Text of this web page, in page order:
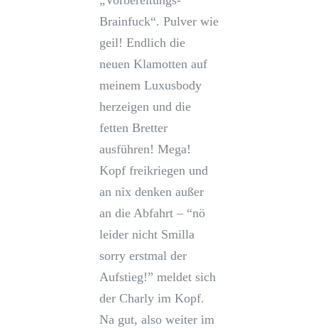
Brainfuck“. Pulver wie
geil! Endlich die
neuen Klamotten auf
meinem Luxusbody
herzeigen und die
fetten Bretter
ausführen! Mega!
Kopf freikriegen und
an nix denken außer
an die Abfahrt – “nö
leider nicht Smilla
sorry erstmal der
Aufstieg!” meldet sich
der Charly im Kopf.
Na gut, also weiter im